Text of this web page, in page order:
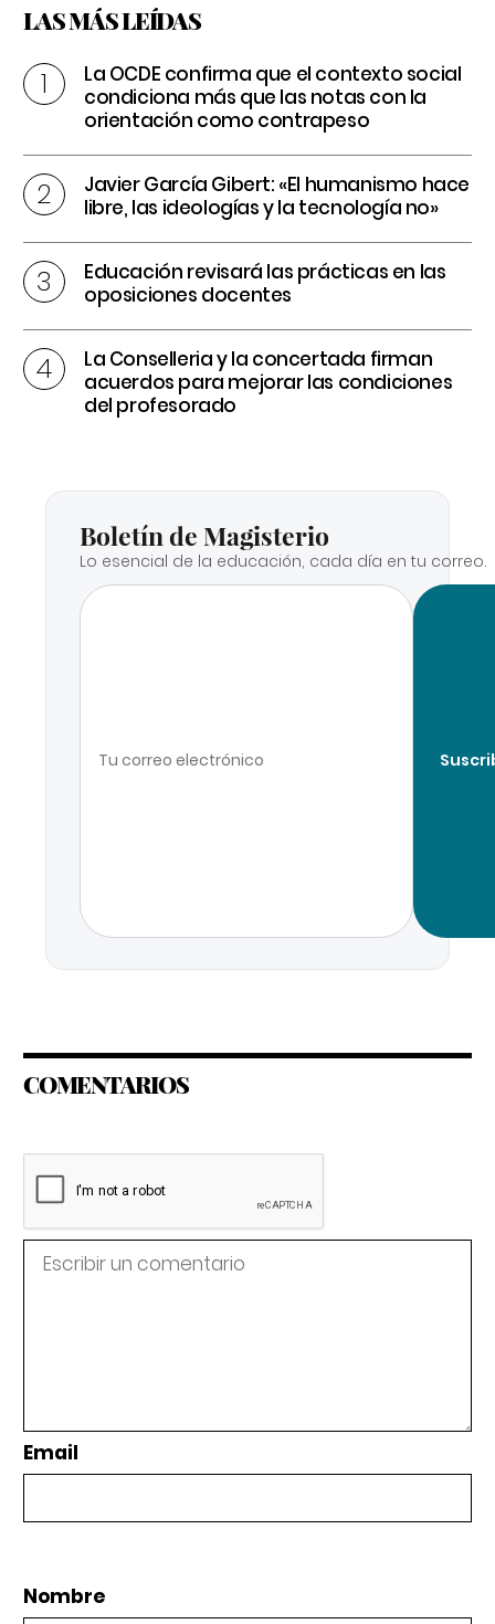
LAS MÁS LEÍDAS
La OCDE confirma que el contexto social
condiciona más que las notas con la
orientación como contrapeso
Javier García Gibert: «El humanismo hace
libre, las ideologías y la tecnología no»
Educación revisará las prácticas en las
oposiciones docentes
La Conselleria y la concertada firman
acuerdos para mejorar las condiciones
del profesorado
Boletín de Magisterio
Lo esencial de la educación, cada día en tu correo.
COMENTARIOS
Email
Nombre